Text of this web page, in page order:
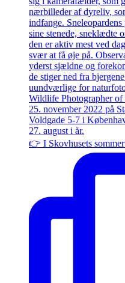
👉 I Skovhusets